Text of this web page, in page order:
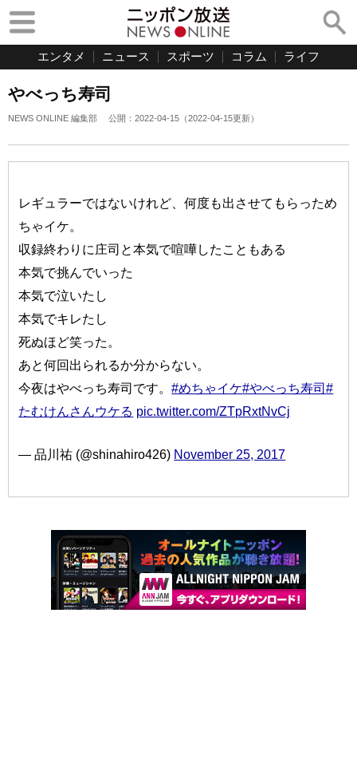
エンタメ ニュース スポーツ コラム ライフ
やべっち寿司
NEWS ONLINE 編集部 公開： 2022-04-15 （2022-04-15更新）
レギュラーではないけれど、何度も出させてもらっため
ちゃイケ。
収録終わりに庄司と本気で喧嘩したこともある
本気で挑んでいった
本気で泣いたし
本気でキレたし
死ぬほど笑った。
あと何回出られるか分からない。
今夜はやべっち寿司です。#めちゃイケ#やべっち寿司#
たむけんさんウケる pic.twitter.com/ZTpRxtNvCj
— 品川祐 (@shinahiro426) November 25, 2017